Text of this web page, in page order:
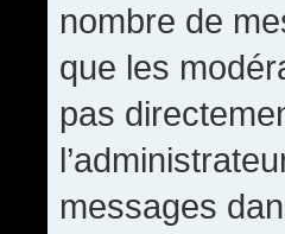
nombre de
que les
pas
messages